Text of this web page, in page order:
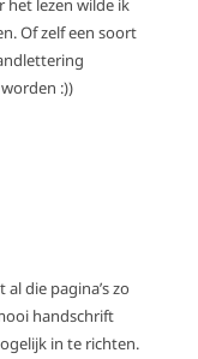
lezen wilde ik
Of zelf een soort
:))
die pagina’s zo
handschrift
in te richten.